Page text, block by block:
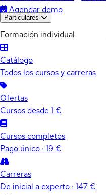
Agendar demo
Particulares
Formación individual
Catálogo
Todos los cursos y carreras
Ofertas
Cursos desde 1 €
Cursos completos
Pago único · 19 €
Carreras
De inicial a experto · 147 €